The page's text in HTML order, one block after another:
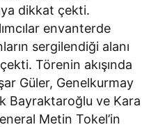
dikkat çekti.
envanterde
sergilendiği alanı
Törenin akışında
Güler, Genelkurmay
Bayraktaroğlu ve Kara
Metin Tokel’in